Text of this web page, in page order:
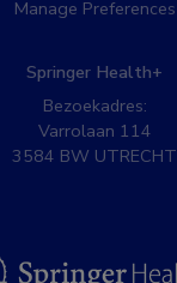
Manage Preferences
Springer Health+
Bezoekadres:
Varrolaan 114
3584 BW UTRECHT